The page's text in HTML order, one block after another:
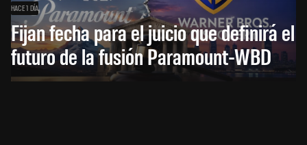
HACE 1 DÍA
Fijan fecha para el juicio que definirá el
futuro de la fusión Paramount-WBD